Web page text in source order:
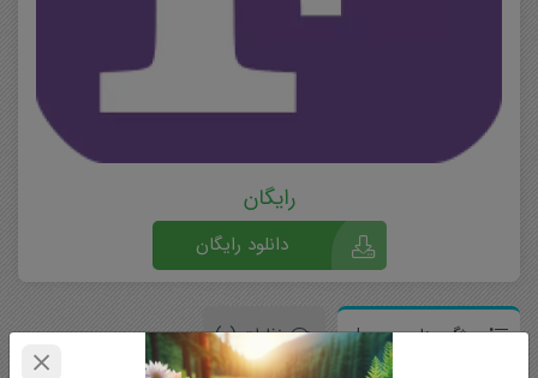
رایگان
دانلود رایگان
ویژگی های محصول نظرات (0)